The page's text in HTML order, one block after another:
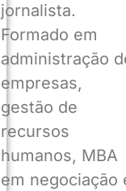
jornalista.
Formado em
administração
empresas,
gestão de
recursos
humanos, MBA
em negociação